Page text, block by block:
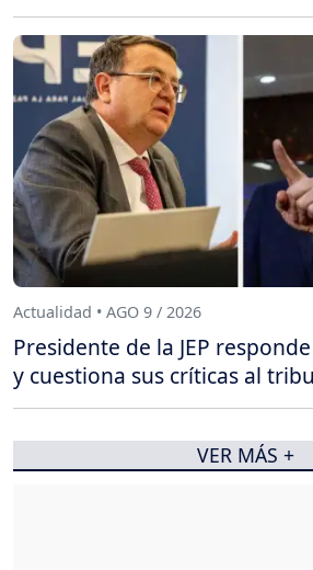
Actualidad • AGO 9 / 2026
Presidente de la JEP
y cuestiona sus críticas al
VER MÁS +